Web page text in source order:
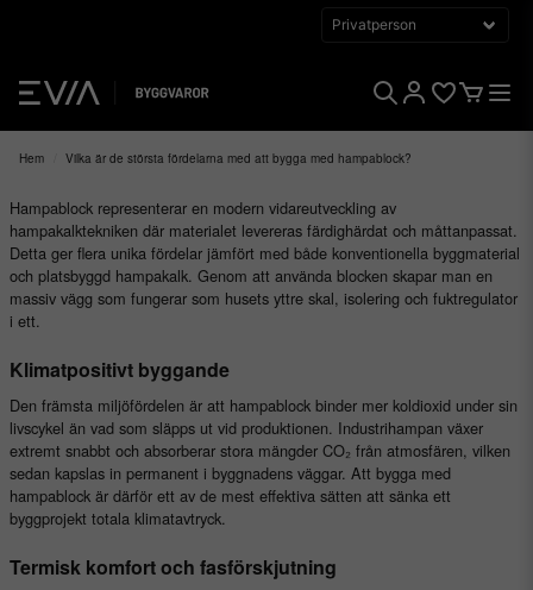
Hem Vilka är de största fördelarna med att bygga med hampablock?
Hampablock representerar en modern vidareutveckling av
hampakalktekniken där materialet levereras färdighärdat och måttanpassat.
Detta ger flera unika fördelar jämfört med både konventionella byggmaterial
och platsbyggd hampakalk. Genom att använda blocken skapar man en
massiv vägg som fungerar som husets yttre skal, isolering och fuktregulator
i ett.
Klimatpositivt byggande
Den främsta miljöfördelen är att hampablock binder mer koldioxid under sin
livscykel än vad som släpps ut vid produktionen. Industrihampan växer
extremt snabbt och absorberar stora mängder CO₂ från atmosfären, vilken
sedan kapslas in permanent i byggnadens väggar. Att bygga med
hampablock är därför ett av de mest effektiva sätten att sänka ett
byggprojekt totala klimatavtryck.
Termisk komfort och fasförskjutning